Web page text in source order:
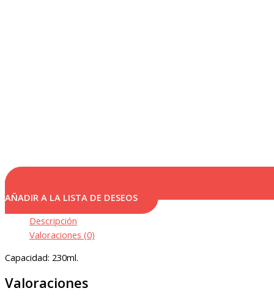
AÑADIR A LA LISTA DE DESEOS
Descripción
Valoraciones (0)
Capacidad: 230ml.
Valoraciones